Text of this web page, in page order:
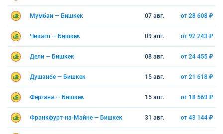
Мумбаи — Бишкек 07 авг. от 28 608 ₽
Чикаго — Бишкек 09 авг. от 92 243 ₽
Дели — Бишкек 08 авг. от 24 455 ₽
Душанбе — Бишкек 15 авг. от 21 618 ₽
Фергана — Бишкек 15 авг. от 18 569 ₽
Франкфурт-на-Майне — Бишкек 31 авг. от 43 144 ₽